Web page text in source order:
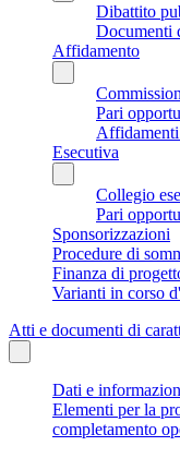
Dibattito
Documenti
Affidamento
Pari
Esecutiva
Collegio
Pari
Sponsorizzazioni
Procedure di
Finanza di
Varianti in corso
Atti e documenti di
Dati e
Elementi per la
completamento